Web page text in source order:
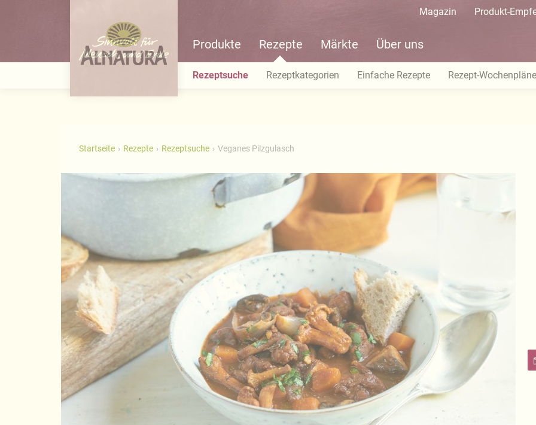
Magazin Produkt-
Produkte Rezepte Märkte Über uns
Rezeptsuche Rezeptkategorien Einfache Rezepte Rezept-Wochenpläne
Startseite Rezepte Rezeptsuche Veganes Pilzgulasch